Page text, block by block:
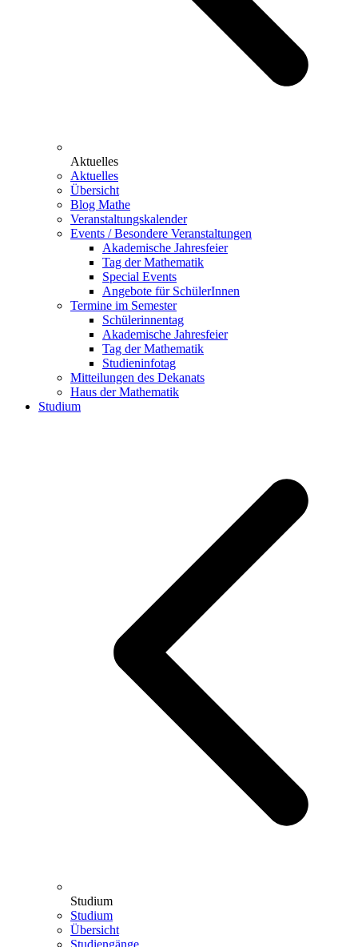
Aktuelles
Aktuelles
Übersicht
Blog Mathe
Veranstaltungskalender
Events / Besondere Veranstaltungen
Akademische Jahresfeier
Tag der Mathematik
Special Events
Angebote für SchülerInnen
Termine im Semester
Schülerinnentag
Akademische Jahresfeier
Tag der Mathematik
Studieninfotag
Mitteilungen des Dekanats
Haus der Mathematik
Studium
Studium
Studium
Übersicht
Studiengänge